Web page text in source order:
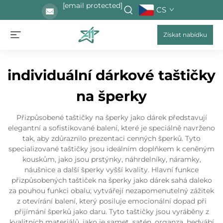
[email protected] CS
Získat nabídku
individuální dárkové taštičky
na šperky
Přizpůsobené taštičky na šperky jako dárek představují
elegantní a sofistikované balení, které je speciálně navrženo
tak, aby zdůraznilo prezentaci cenných šperků. Tyto
specializované taštičky jsou ideálním doplňkem k ceněným
kouskům, jako jsou prstýnky, náhrdelníky, náramky,
náušnice a další šperky vyšší kvality. Hlavní funkce
přizpůsobených taštiček na šperky jako dárek sahá daleko
za pouhou funkci obalu; vytvářejí nezapomenutelný zážitek
z otevírání balení, který posiluje emocionální dopad při
přijímání šperků jako daru. Tyto taštičky jsou vyráběny z